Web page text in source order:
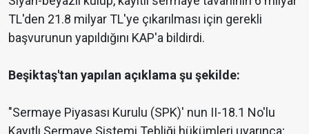
TL'den 21.8 milyar TL'ye çıkarılması için gerekli
başvurunun yapıldığını KAP'a bildirdi.
Beşiktaş'tan yapılan açıklama şu şekilde:
"Sermaye Piyasası Kurulu (SPK)' nun II-18.1 No'lu
Kayıtlı Sermaye Sistemi Tebliği hükümleri uyarınca;